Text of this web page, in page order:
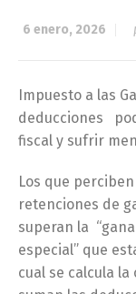
6 enero, 2026
Impuesto a las
deducciones
fiscal y sufrir
Los que
retenciones de
superan la
especial” que
cual se calcula